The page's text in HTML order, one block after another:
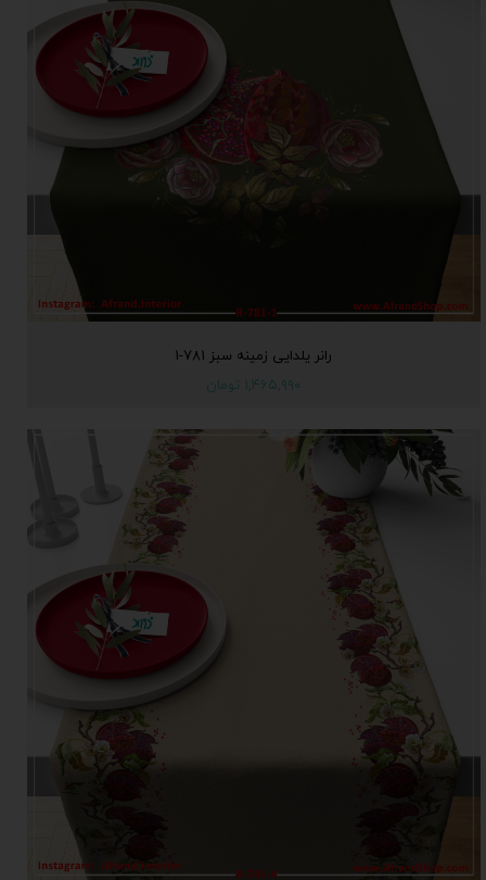
رانر یلدایی زمینه سبز 781-1
۱,۴۶۵,۹۹۰ تومان